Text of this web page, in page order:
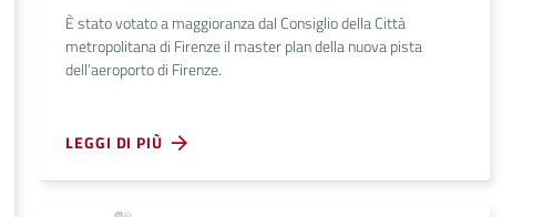
È stato votato a maggioranza dal Consiglio della Città
metropolitana di Firenze il master plan della nuova pista
dell’aeroporto di Firenze.
LEGGI DI PIÙ